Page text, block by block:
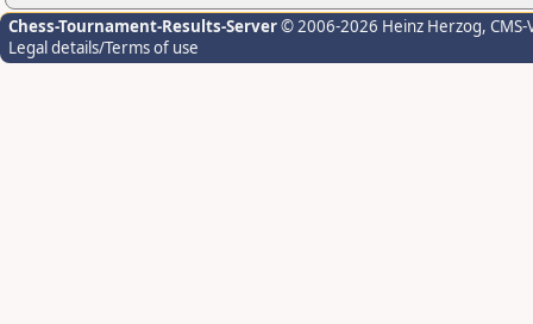
Chess-Tournament-Results-Server© 2006-2026 Heinz Herzog,
Legal details/Terms of use